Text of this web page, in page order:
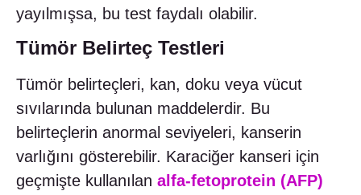
yayılmışsa, bu test faydalı olabilir.
Tümör Belirteç Testleri
Tümör belirteçleri, kan, doku veya vücut
sıvılarında bulunan maddelerdir. Bu
belirteçlerin anormal seviyeleri, kanserin
varlığını gösterebilir. Karaciğer kanseri için
geçmişte kullanılan alfa-fetoprotein (AFP)